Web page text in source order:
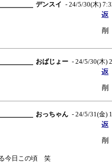
デンスイ - 24/5/30(木)
おばじょー - 24/5/30(木)
おっちゃん - 24/5/31(金)
今日この頃 笑